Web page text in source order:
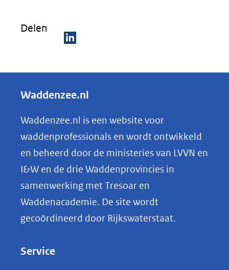
Delen
e
e
n
o
p
k
e
Waddenzee.nl
Waddenzee.nl is een website voor
waddenprofessionals en wordt ontwikkeld
en beheerd door de ministeries van LVVN en
I&W en de drie Waddenprovincies in
samenwerking met Tresoar en
Waddenacademie. De site wordt
gecoördineerd door Rijkswaterstaat.
Service